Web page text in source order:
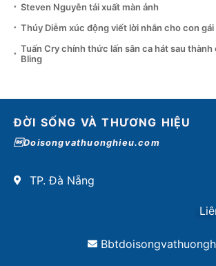
Steven Nguyễn tái xuất màn ảnh
Thúy Diễm xúc động viết lời nhắn cho con
Tuấn Cry chính thức lấn sân ca hát sau thành
Bling
ĐỜI SỐNG VÀ THƯƠNG HIỆU
Doisongvathuonghieu.com
TP. Đà Nẵng